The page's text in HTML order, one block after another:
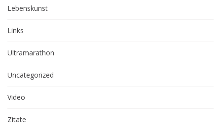
Lebenskunst
Links
Ultramarathon
Uncategorized
Video
Zitate